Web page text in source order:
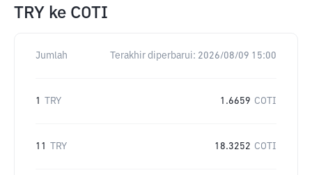
TRY ke COTI
Jumlah Terakhir diperbarui: 2026/08/09 15:00
1 TRY 1.6659 COTI
11 TRY 18.3252 COTI